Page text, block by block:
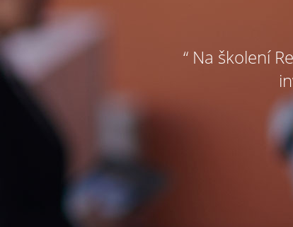
“ Na školení